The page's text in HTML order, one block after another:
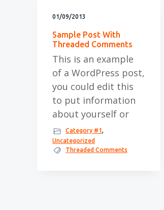
01/09/2013
Sample Post With
Threaded Comments
This is an example
of a WordPress post,
you could edit this
to put information
about yourself or
Category #1,
Uncategorized
Threaded Comments